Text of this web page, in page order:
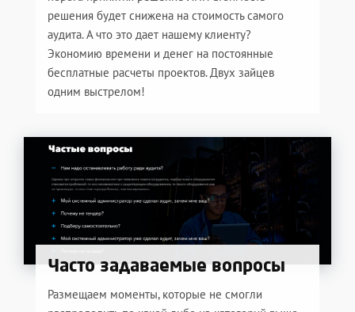
решения будет снижена на стоимость самого
аудита. А что это дает нашему клиенту?
Экономию времени и денег на постоянные
бесплатные расчеты проектов. Двух зайцев
одним выстрелом!
Часто задаваемые вопросы
Размещаем моменты, которые не смогли